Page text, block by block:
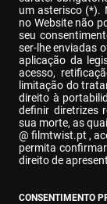
um asterisco (*).
no Website não
seu
ser-lhe enviadas
aplicação da
acesso,
limitação do
direito à
definir diretrizes
sua morte, as
@ filmtwist.pt ,
permita
direito de
CONSENTIMENTO